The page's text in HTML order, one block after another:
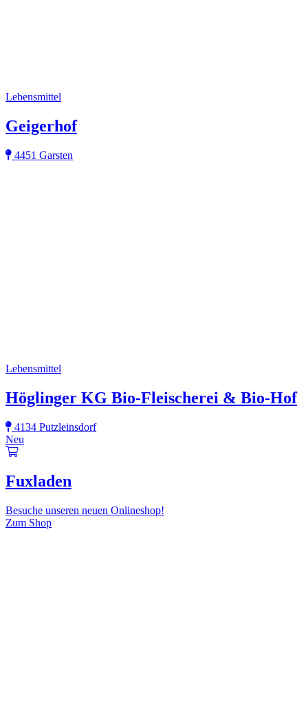
Lebensmittel
Geigerhof
4451 Garsten
Lebensmittel
Höglinger KG Bio-Fleischerei & Bio-Hof
4134 Putzleinsdorf
Neu
Fuxladen
Besuche unseren neuen Onlineshop!
Zum Shop